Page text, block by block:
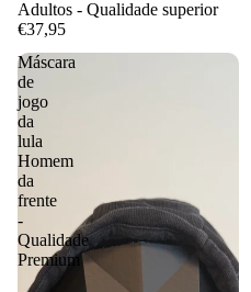
Adultos - Qualidade superior
€37,95
Máscara
de
jogo
da
lula
Homem
da
frente
-
Qualidade
Premium